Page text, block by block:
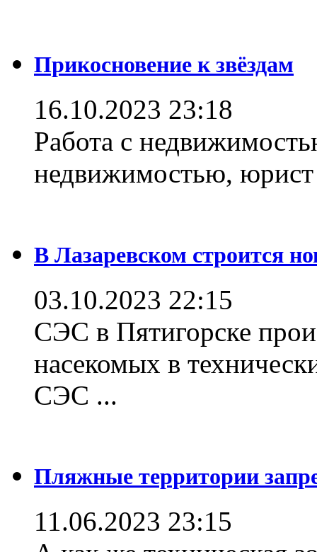
Прикосновение к звёздам
16.10.2023 23:18
Работа с
недвижимостью,
В Лазаревском строится
03.10.2023 22:15
СЭС в Пятигорске
насекомых в
СЭС ...
Пляжные территории
11.06.2023 23:15